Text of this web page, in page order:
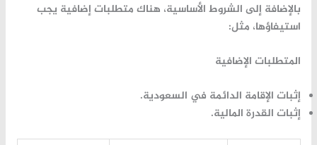
بالإضافة إلى الشروط الأساسية، هناك متطلبات إضافية يجب
استيفاؤها، مثل:
المتطلبات الإضافية
إثبات الإقامة الدائمة في السعودية.
إثبات القدرة المالية.